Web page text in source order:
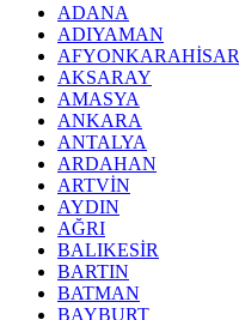
ADANA
ADIYAMAN
AFYONKARAHİSAR
AKSARAY
AMASYA
ANKARA
ANTALYA
ARDAHAN
ARTVİN
AYDIN
AĞRI
BALIKESİR
BARTIN
BATMAN
BAYBURT